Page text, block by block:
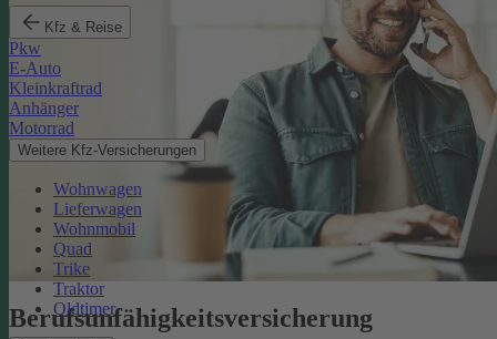
Kfz & Reise
Pkw
E-Auto
Kleinkraftrad
Anhänger
Motorrad
Weitere Kfz-Versicherungen
Wohnwagen
Lieferwagen
Wohnmobil
Quad
Trike
Traktor
Oldtimer
Berufsunfähigkeits­versicherung